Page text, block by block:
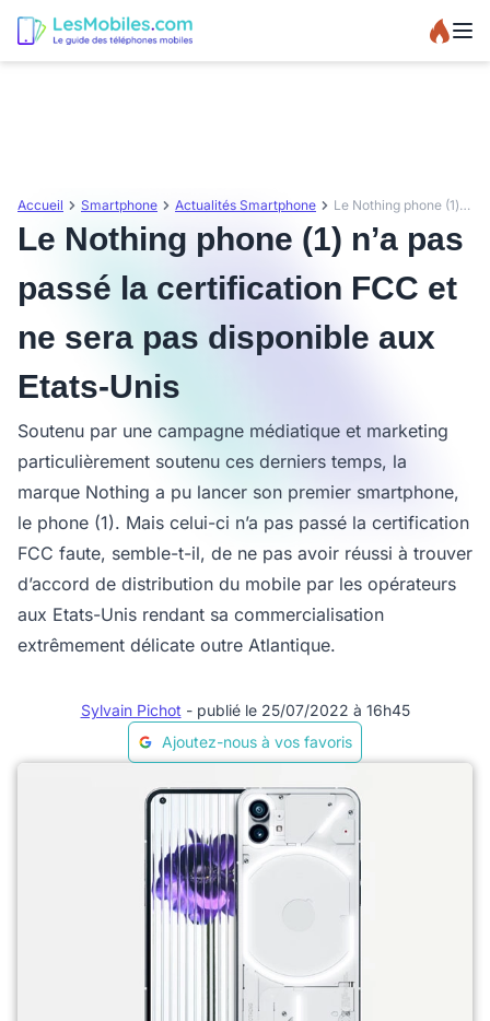
Accueil Smartphone Actualités Smartphone Le Nothing phone (1) n’a pas passé la certification FCC et ne sera pas disponible aux Etats-Unis
Le Nothing phone (1) n’a pas
passé la certification FCC et
ne sera pas disponible aux
Etats-Unis
Soutenu par une campagne médiatique et marketing
particulièrement soutenu ces derniers temps, la
marque Nothing a pu lancer son premier smartphone,
le phone (1). Mais celui-ci n’a pas passé la certification
FCC faute, semble-t-il, de ne pas avoir réussi à trouver
d’accord de distribution du mobile par les opérateurs
aux Etats-Unis rendant sa commercialisation
extrêmement délicate outre Atlantique.
Sylvain Pichot - publié le 25/07/2022 à 16h45
Ajoutez-nous à vos favoris